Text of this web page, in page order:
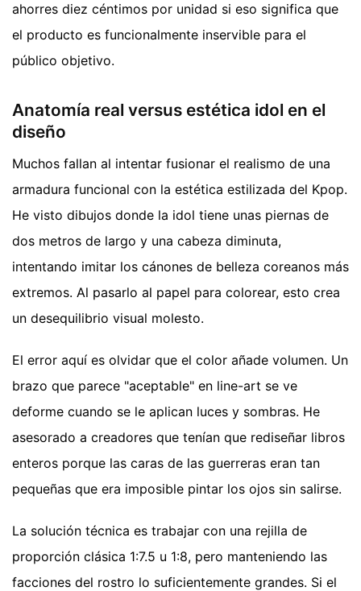
ahorres diez céntimos por unidad si eso significa que
el producto es funcionalmente inservible para el
público objetivo.
Anatomía real versus estética idol en el
diseño
Muchos fallan al intentar fusionar el realismo de una
armadura funcional con la estética estilizada del Kpop.
He visto dibujos donde la idol tiene unas piernas de
dos metros de largo y una cabeza diminuta,
intentando imitar los cánones de belleza coreanos más
extremos. Al pasarlo al papel para colorear, esto crea
un desequilibrio visual molesto.
El error aquí es olvidar que el color añade volumen. Un
brazo que parece "aceptable" en line-art se ve
deforme cuando se le aplican luces y sombras. He
asesorado a creadores que tenían que rediseñar libros
enteros porque las caras de las guerreras eran tan
pequeñas que era imposible pintar los ojos sin salirse.
La solución técnica es trabajar con una rejilla de
proporción clásica 1:7.5 u 1:8, pero manteniendo las
facciones del rostro lo suficientemente grandes. Si el